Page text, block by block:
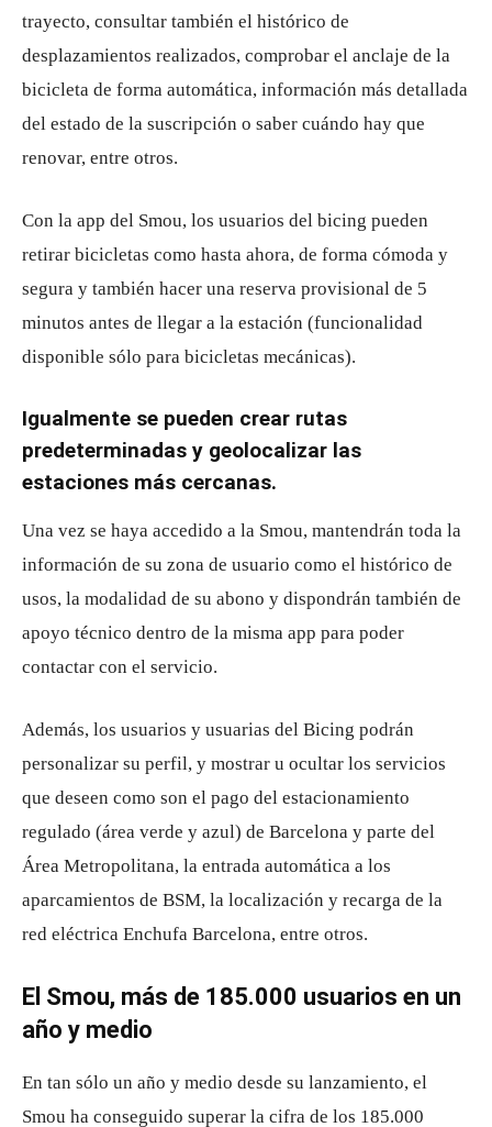
trayecto, consultar también el histórico de
desplazamientos realizados, comprobar el anclaje de la
bicicleta de forma automática, información más detallada
del estado de la suscripción o saber cuándo hay que
renovar, entre otros.
Con la app del Smou, los usuarios del bicing pueden
retirar bicicletas como hasta ahora, de forma cómoda y
segura y también hacer una reserva provisional de 5
minutos antes de llegar a la estación (funcionalidad
disponible sólo para bicicletas mecánicas).
Igualmente se pueden crear rutas
predeterminadas y geolocalizar las
estaciones más cercanas.
Una vez se haya accedido a la Smou, mantendrán toda la
información de su zona de usuario como el histórico de
usos, la modalidad de su abono y dispondrán también de
apoyo técnico dentro de la misma app para poder
contactar con el servicio.
Además, los usuarios y usuarias del Bicing podrán
personalizar su perfil, y mostrar u ocultar los servicios
que deseen como son el pago del estacionamiento
regulado (área verde y azul) de Barcelona y parte del
Área Metropolitana, la entrada automática a los
aparcamientos de BSM, la localización y recarga de la
red eléctrica Enchufa Barcelona, ​​entre otros.
El Smou, más de 185.000 usuarios en un
año y medio
En tan sólo un año y medio desde su lanzamiento, el
Smou ha conseguido superar la cifra de los 185.000